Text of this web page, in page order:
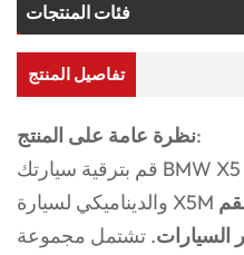
فئات المنتجات
تفاصيل المنتج
نظرة عامة على المنتج:
قم بترقية سيارتك BMW X5 G05 إلى المظهر القوي
السيارات. تشتمل مجموعة